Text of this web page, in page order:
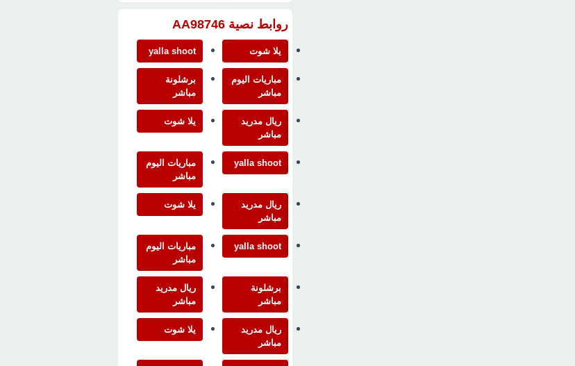
روابط نصية AA98746
يلا شوت yalla shoot
مباريات اليوم
مباشر
برشلونة
مباشر
ريال مدريد
مباشر
يلا شوت
yalla shoot
مباريات اليوم
مباشر
ريال مدريد
مباشر
يلا شوت
yalla shoot
مباريات اليوم
مباشر
برشلونة
مباشر
ريال مدريد
مباشر
ريال مدريد
مباشر
يلا شوت